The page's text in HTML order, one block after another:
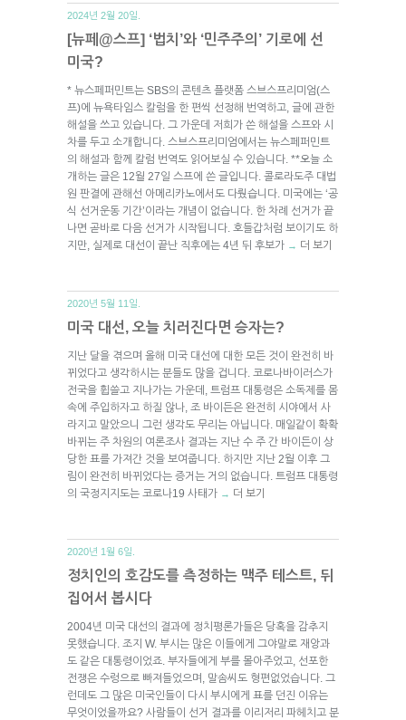
2024년 2월 20일.
[뉴페@스프] ‘법치’와 ‘민주주의’ 기로에 선
미국?
* 뉴스페퍼민트는 SBS의 콘텐츠 플랫폼 스브스프리미엄(스
프)에 뉴욕타임스 칼럼을 한 편씩 선정해 번역하고, 글에 관한
해설을 쓰고 있습니다. 그 가운데 저희가 쓴 해설을 스프와 시
차를 두고 소개합니다. 스브스프리미엄에서는 뉴스페퍼민트
의 해설과 함께 칼럼 번역도 읽어보실 수 있습니다. **오늘 소
개하는 글은 12월 27일 스프에 쓴 글입니다. 콜로라도주 대법
원 판결에 관해선 아메리카노에서도 다뤘습니다. 미국에는 ‘공
식 선거운동 기간’이라는 개념이 없습니다. 한 차례 선거가 끝
나면 곧바로 다음 선거가 시작됩니다. 호들갑처럼 보이기도 하
지만, 실제로 대선이 끝난 직후에는 4년 뒤 후보가 → 더 보기
2020년 5월 11일.
미국 대선, 오늘 치러진다면 승자는?
지난 달을 겪으며 올해 미국 대선에 대한 모든 것이 완전히 바
뀌었다고 생각하시는 분들도 많을 겁니다. 코로나바이러스가
전국을 휩쓸고 지나가는 가운데, 트럼프 대통령은 소독제를 몸
속에 주입하자고 하질 않나, 조 바이든은 완전히 시야에서 사
라지고 말았으니 그런 생각도 무리는 아닙니다. 매일같이 확확
바뀌는 주 차원의 여론조사 결과는 지난 수 주 간 바이든이 상
당한 표를 가져간 것을 보여줍니다. 하지만 지난 2월 이후 그
림이 완전히 바뀌었다는 증거는 거의 없습니다. 트럼프 대통령
의 국정지지도는 코로나19 사태가 → 더 보기
2020년 1월 6일.
정치인의 호감도를 측정하는 맥주 테스트, 뒤
집어서 봅시다
2004년 미국 대선의 결과에 정치평론가들은 당혹을 감추지
못했습니다. 조지 W. 부시는 많은 이들에게 그야말로 재앙과
도 같은 대통령이었죠. 부자들에게 부를 몰아주었고, 선포한
전쟁은 수렁으로 빠져들었으며, 말솜씨도 형편없었습니다. 그
런데도 그 많은 미국인들이 다시 부시에게 표를 던진 이유는
무엇이었을까요? 사람들이 선거 결과를 이리저리 파헤치고 분